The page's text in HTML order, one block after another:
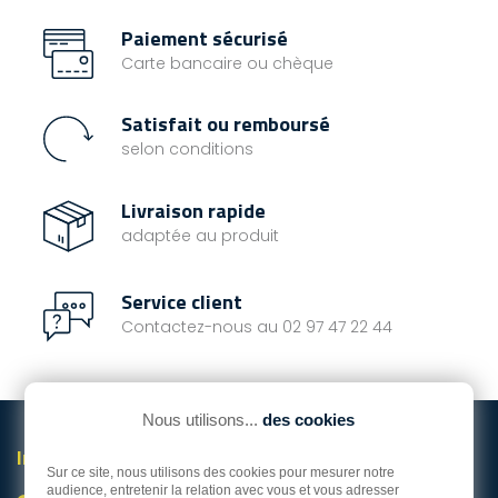
Paiement sécurisé
Carte bancaire ou chèque
Satisfait ou remboursé
selon conditions
Livraison rapide
adaptée au produit
Service client
Contactez-nous au 02 97 47 22 44
Informations
Nous utilisons... des cookies
Sur ce site, nous utilisons des cookies pour mesurer notre
audience, entretenir la relation avec vous et vous adresser